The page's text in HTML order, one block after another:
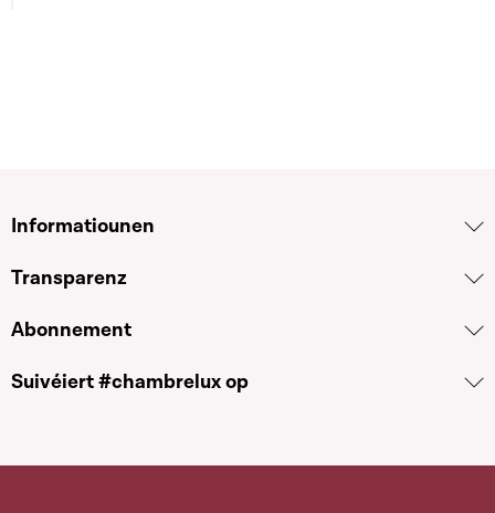
Informatiounen
Transparenz
Abonnement
Suivéiert #chambrelux op